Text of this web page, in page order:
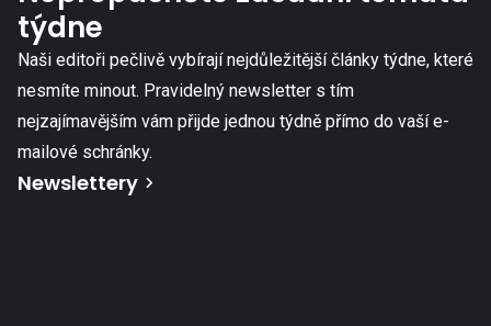
týdne
Naši editoři pečlivě vybírají nejdůležitější články týdne, které
nesmíte minout. Pravidelný newsletter s tím
nejzajímavějším vám přijde jednou týdně přímo do vaší e-
mailové schránky.
Newslettery